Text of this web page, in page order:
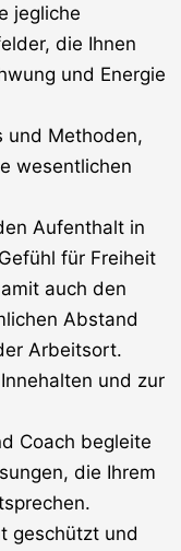
jegliche
die Ihnen
und Energie
und Methoden,
wesentlichen
Aufenthalt in
für Freiheit
auch den
Abstand
Arbeitsort.
und zur
Coach begleite
die Ihrem
geschützt und